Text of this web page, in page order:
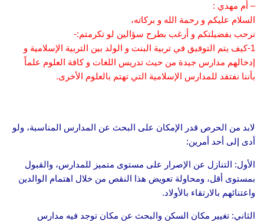
– أم مهدي :
السلام عليكم و رحمة الله و بركاته،
نرحب بفضيلتكم و أرغب بطرح سؤالين لو تكرمتم:-
1-كيف يتم التوفيق في تربية البنت و الولد بين التربية الإسلامية و
إدخالهم مدارس جيدة من حيث تدريس اللغات و كافة العلوم علماً
بأننا نفتقد للمدارس الإسلامية التي تهتم بالعلوم الأخرى.
لابد من الحرص قدر الإمكان على البحث عن المدارس المناسبة، ولو
أدى إلى أحد أمرين:
الأول: التنازل عن الإصرار على مستوى متميز للمدارس، والقبول
بمستوى أقل، ومحاولة تعويض هذا النقص من خلال اهتمام الوالدين
واعتنائهم بالارتقاء بالأولاد.
الثاني: تغيير مكان السكن والبحث عن مكان توجد فيه مدارس